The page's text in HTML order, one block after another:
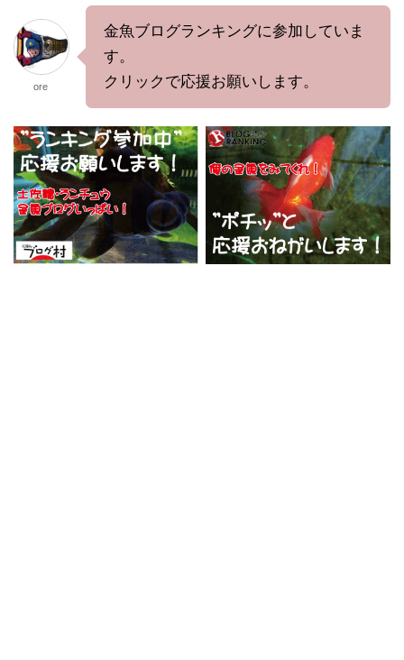
ore
金魚ブログランキングに参加していま
す。
クリックで応援お願いします。